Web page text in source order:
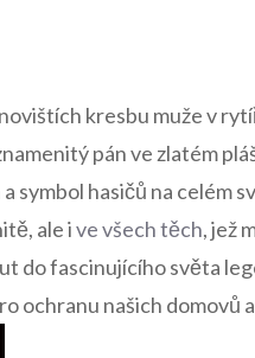
kresbu muže v
pán ve zlatém
symbol hasičů ⁢na ​celém
ale i⁢ve všech⁣ těch, jež
do fascinujícího světa
ochranu našich​ domovů